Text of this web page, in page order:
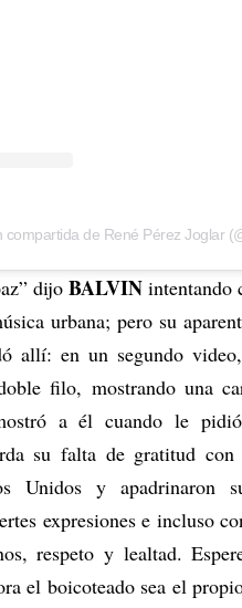
compartida de René Pérez Joglar
dijo BALVIN intentando
urbana; pero su
allí: en un segundo
filo, mostrando una
a él cuando le
su falta de gratitud
Unidos y apadrinaron
expresiones e incluso
respeto y lealtad.
el boicoteado sea el